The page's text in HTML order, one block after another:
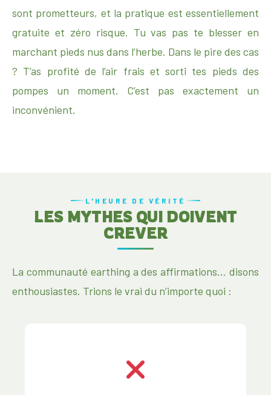
sont prometteurs, et la pratique est essentiellement
gratuite et zéro risque. Tu vas pas te blesser en
marchant pieds nus dans l’herbe. Dans le pire des cas
? T’as profité de l’air frais et sorti tes pieds des
pompes un moment. C’est pas exactement un
inconvénient.
L'HEURE DE VÉRITÉ
LES MYTHES QUI DOIVENT
CREVER
La communauté earthing a des affirmations… disons
enthousiastes. Trions le vrai du n’importe quoi :